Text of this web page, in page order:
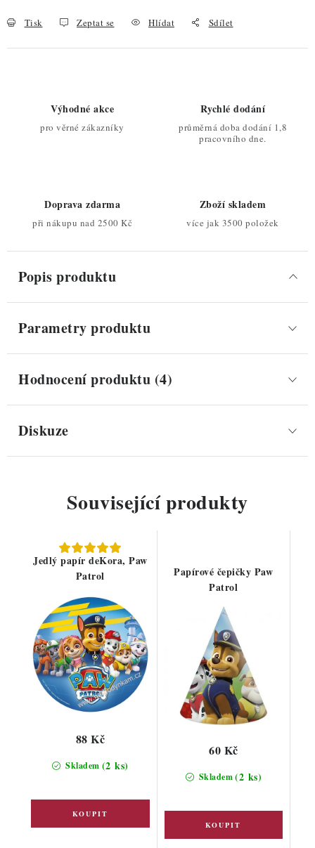
Tisk Zeptat se Hlídat Sdílet
Výhodné akce
pro věrné zákazníky
Rychlé dodání
průměrná doba dodání 1,8
pracovního dne.
Doprava zdarma
při nákupu nad 2500 Kč
Zboží skladem
více jak 3500 položek
Popis produktu
Parametry produktu
Hodnocení produktu (4)
Diskuze
Související produkty
Jedlý papír deKora, Paw
Patrol
Skladem (2 ks)
88 Kč
Papírové čepičky Paw
Patrol
Skladem(2 ks)
60 Kč